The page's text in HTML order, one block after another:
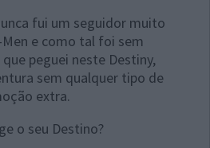
fui um seguidor muito
e como tal foi sem
peguei neste Destiny,
sem qualquer tipo de
extra.
o seu Destino?